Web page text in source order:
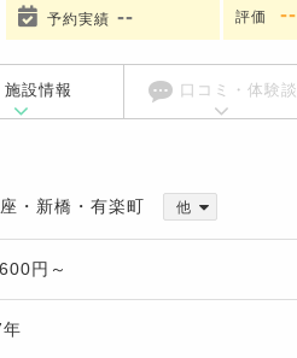
評価 --
予約実績 --
施設情報 口コミ・体験談
・新橋・有楽町 他
円～